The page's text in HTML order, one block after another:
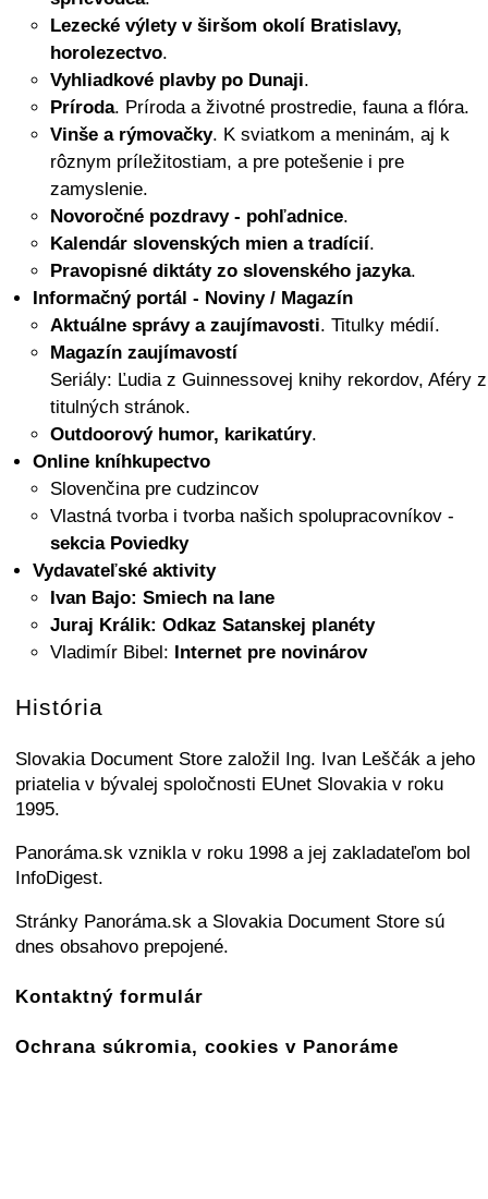
Lezecké výlety v širšom okolí Bratislavy,
horolezectvo.
Vyhliadkové plavby po Dunaji.
Príroda. Príroda a životné prostredie, fauna a flóra.
Vinše a rýmovačky. K sviatkom a meninám, aj k
rôznym príležitostiam, a pre potešenie i pre
zamyslenie.
Novoročné pozdravy - pohľadnice.
Kalendár slovenských mien a tradícií.
Pravopisné diktáty zo slovenského jazyka.
Informačný portál - Noviny / Magazín
Aktuálne správy a zaujímavosti. Titulky médií.
Magazín zaujímavostí
Seriály: Ľudia z Guinnessovej knihy rekordov, Aféry z
titulných stránok.
Outdoorový humor, karikatúry.
Online kníhkupectvo
Slovenčina pre cudzincov
Vlastná tvorba i tvorba našich spolupracovníkov -
sekcia Poviedky
Vydavateľské aktivity
Ivan Bajo: Smiech na lane
Juraj Králik: Odkaz Satanskej planéty
Vladimír Bibel: Internet pre novinárov
História
Slovakia Document Store založil Ing. Ivan Leščák a jeho
priatelia v bývalej spoločnosti EUnet Slovakia v roku
1995.
Panoráma.sk vznikla v roku 1998 a jej zakladateľom bol
InfoDigest.
Stránky Panoráma.sk a Slovakia Document Store sú
dnes obsahovo prepojené.
Kontaktný formulár
Ochrana súkromia, cookies v Panoráme